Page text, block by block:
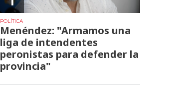
POLÍTICA
Menéndez: "Armamos una
liga de intendentes
peronistas para defender la
provincia"